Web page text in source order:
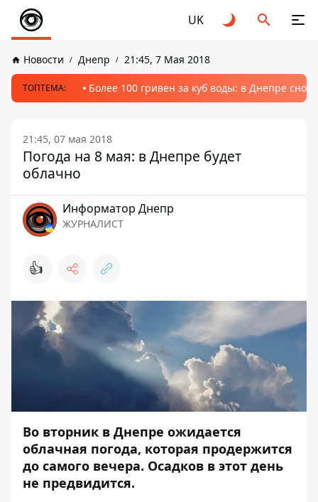
UK
Новости Днепр 21:45, 7 Мая 2018
ТОПТЕМА: Более 100 гривен за куб воды: в Днепре
21:45, 07 мая 2018
Погода на 8 мая: в Днепре будет
облачно
Информатор Днепр
ЖУРНАЛИСТ
👍
Во вторник в Днепре ожидается
облачная погода, которая продержится
до самого вечера. Осадков в этот день
не предвидится.